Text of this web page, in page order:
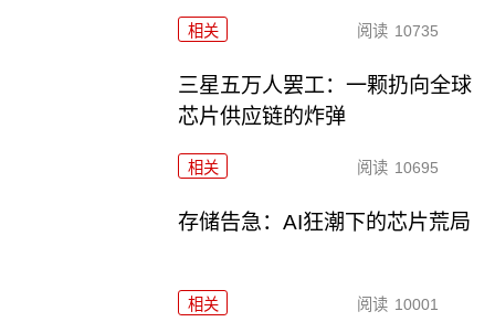
相关 阅读 10735
三星五万人罢工：一颗扔向全球
芯片供应链的炸弹
相关 阅读 10695
存储告急：AI狂潮下的芯片荒局
相关 阅读 10001